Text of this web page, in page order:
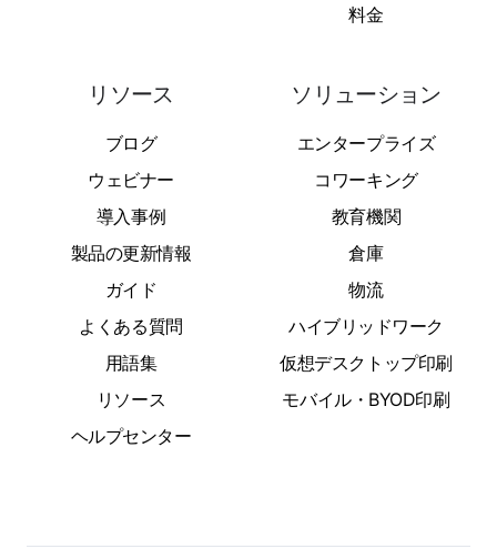
料金
リソース
ブログ
ウェビナー
導入事例
製品の更新情報
ガイド
よくある質問
用語集
リソース
ヘルプセンター
ソリューション
エンタープライズ
コワーキング
教育機関
倉庫
物流
ハイブリッドワーク
仮想デスクトップ印刷
モバイル・BYOD印刷